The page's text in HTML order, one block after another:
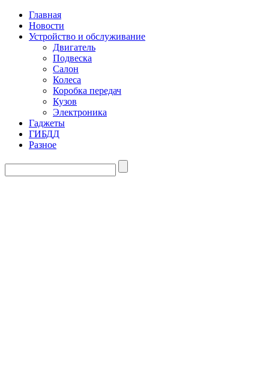
Главная
Новости
Устройство и обслуживание
Двигатель
Подвеска
Салон
Колеса
Коробка передач
Кузов
Электроника
Гаджеты
ГИБДД
Разное